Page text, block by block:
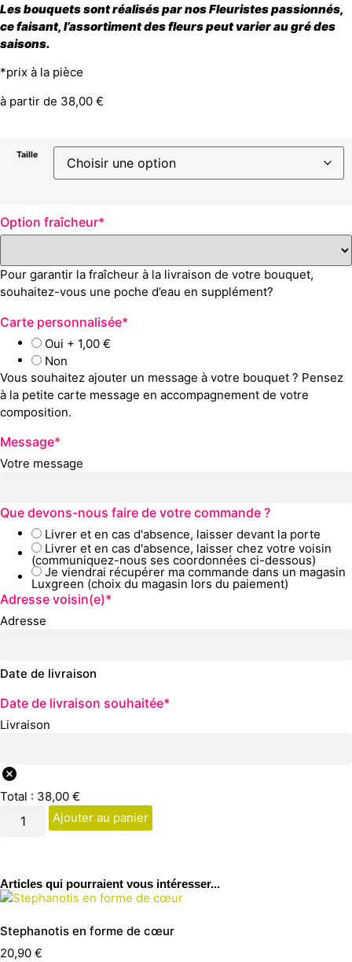
Les bouquets sont réalisés par nos Fleuristes passionnés,
ce faisant, l’assortiment des fleurs peut varier au gré des
saisons.
*prix à la pièce
à partir de 38,00 €
Taille
Option fraîcheur*
Pour garantir la fraîcheur à la livraison de votre bouquet,
souhaitez-vous une poche d’eau en supplément?
Carte personnalisée*
Oui + 1,00 €
Non
Vous souhaitez ajouter un message à votre bouquet ? Pensez
à la petite carte message en accompagnement de votre
composition.
Message*
Votre message
Que devons-nous faire de votre commande ?
Livrer et en cas d'absence, laisser devant la porte
Livrer et en cas d'absence, laisser chez votre voisin
(communiquez-nous ses coordonnées ci-dessous)
Je viendrai récupérer ma commande dans un magasin
Luxgreen (choix du magasin lors du paiement)
Adresse voisin(e)*
Adresse
Date de livraison
Date de livraison souhaitée*
Livraison
Total : 38,00 €
Ajouter au panier
Articles qui pourraient vous intéresser...
Stephanotis en forme de cœur
20,90 €